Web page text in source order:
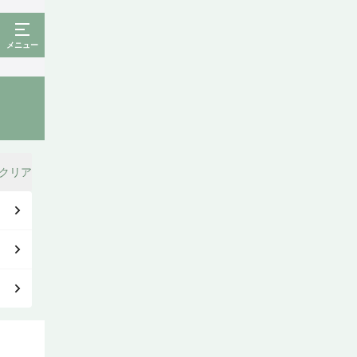
メニュー
リア